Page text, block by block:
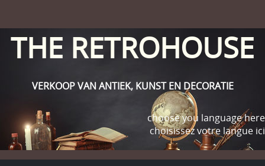
THE RETROHOUSE
VERKOOP VAN ANTIEK, KUNST EN DECORATIE
choose you language here
choisissez votre langue ici